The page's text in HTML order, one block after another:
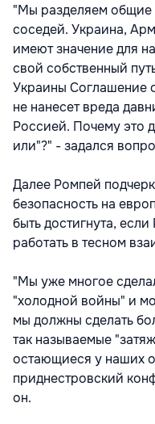
"Мы разделяем общие
соседей. Украина,
имеют значение для
свой собственный
Украины Соглашение
не нанесет вреда
Россией. Почему это
или"?" - задался
Далее Ромпей
безопасность на
быть достигнута,
работать в тесном
"Мы уже многое
"холодной войны" и
мы должны сделать
так называемые
остающиеся у наших
приднестровский
он.